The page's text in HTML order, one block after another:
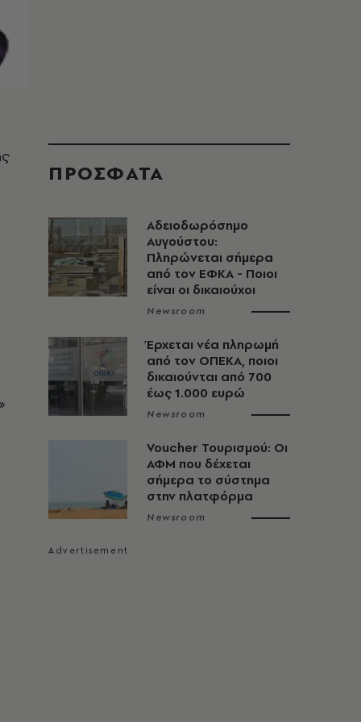
ΠΡΟΣΦΑΤΑ
Αδειοδωρόσημο
Αυγούστου:
Πληρώνεται σήμερα
από τον ΕΦΚΑ - Ποιοι
είναι οι δικαιούχοι
Newsroom
Έρχεται νέα πληρωμή
από τον ΟΠΕΚΑ, ποιοι
δικαιούνται από 700
έως 1.000 ευρώ
Newsroom
Voucher Τουρισμού: Οι
ΑΦΜ που δέχεται
σήμερα το σύστημα
στην πλατφόρμα
Newsroom